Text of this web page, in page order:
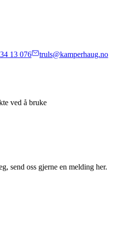
13 076 truls@kamperhaug.no
ved å bruke
send oss gjerne en melding her.